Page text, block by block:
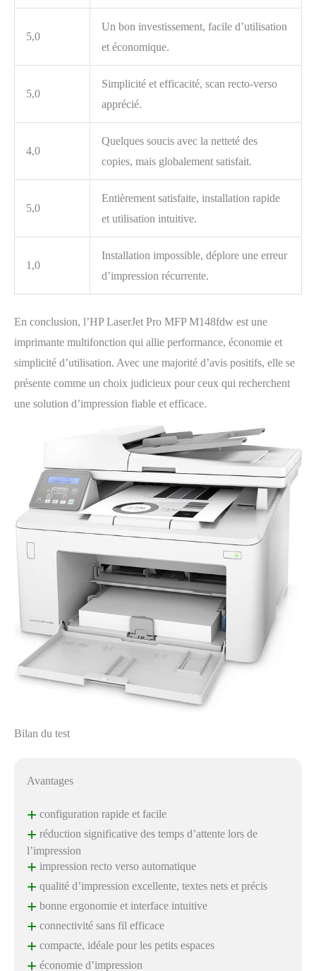
5,0
Un bon investissement, facile d’utilisation
et économique.
5,0
Simplicité et efficacité, scan recto-verso
apprécié.
4,0
Quelques soucis avec la netteté des
copies, mais globalement satisfait.
5,0
Entièrement satisfaite, installation rapide
et utilisation intuitive.
1,0
Installation impossible, déplore une erreur
d’impression récurrente.
En conclusion, l’HP LaserJet Pro MFP M148fdw est une
imprimante multifonction qui allie performance, économie et
simplicité d’utilisation. Avec une majorité d’avis positifs, elle se
présente comme un choix judicieux pour ceux qui recherchent
une solution d’impression fiable et efficace.
Bilan du test
Avantages
+ configuration rapide et facile
+ réduction significative des temps d’attente lors de
l’impression
+ impression recto verso automatique
+ qualité d’impression excellente, textes nets et précis
+ bonne ergonomie et interface intuitive
+ connectivité sans fil efficace
+ compacte, idéale pour les petits espaces
+ économie d’impression